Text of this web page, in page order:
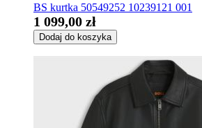
BS kurtka 50549252 10239121 001
1 099,00 zł
Dodaj do koszyka